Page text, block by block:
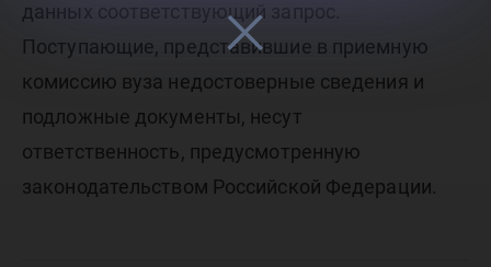
данных соответствующий запрос.
Поступающие, представившие в приемную
комиссию вуза недостоверные сведения и
подложные документы, несут
ответственность, предусмотренную
законодательством Российской Федерации.